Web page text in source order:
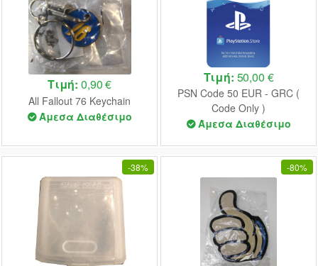
Τιμή: 0,90 €
All Fallout 76 Keychain
Άμεσα Διαθέσιμο
Τιμή: 50,00 €
PSN Code 50 EUR - GRC (
Code Only )
Άμεσα Διαθέσιμο
-38% -80%